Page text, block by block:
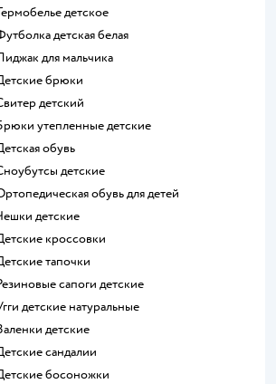
Термобелье детское
Футболка детская белая
Пиджак для мальчика
Детские брюки
Свитер детский
Брюки утепленные детские
Детская обувь
Сноубутсы детские
Ортопедическая обувь для детей
Чешки детские
Детские кроссовки
Детские тапочки
Резиновые сапоги детские
Угги детские натуральные
Валенки детские
Детские сандалии
Детские босоножки